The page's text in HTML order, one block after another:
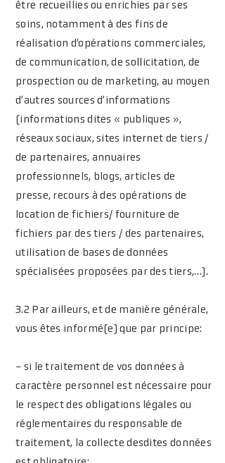
être recueillies ou enrichies par ses
soins, notamment à des fins de
réalisation d’opérations commerciales,
de communication, de sollicitation, de
prospection ou de marketing, au moyen
d’autres sources d’informations
(informations dites « publiques »,
réseaux sociaux, sites internet de tiers /
de partenaires, annuaires
professionnels, blogs, articles de
presse, recours à des opérations de
location de fichiers/ fourniture de
fichiers par des tiers / des partenaires,
utilisation de bases de données
spécialisées proposées par des tiers,…).
3.2 Par ailleurs, et de manière générale,
vous êtes informé(e) que par principe:
- si le traitement de vos données à
caractère personnel est nécessaire pour
le respect des obligations légales ou
réglementaires du responsable de
traitement, la collecte desdites données